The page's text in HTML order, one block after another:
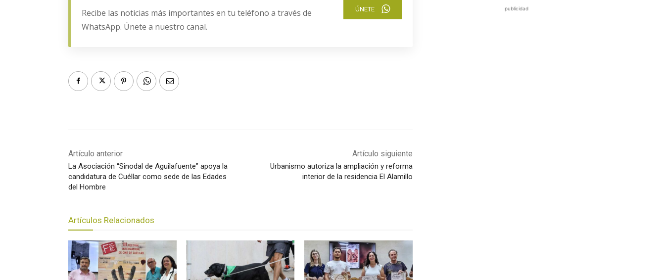
Recibe las noticias más importantes en tu teléfono a través de
WhatsApp. Únete a nuestro canal.
ÚNETE
Artículo anterior
La Asociación “Sinodal de Aguilafuente” apoya la
candidatura de Cuéllar como sede de las Edades
del Hombre
Artículo siguiente
Urbanismo autoriza la ampliación y reforma
interior de la residencia El Alamillo
Artículos Relacionados
publicidad